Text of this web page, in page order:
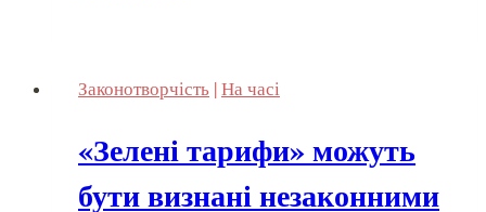
Законотворчість |На часі
«Зелені тарифи» можуть
бути визнані незаконними